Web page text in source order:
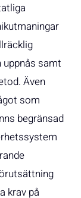
samt
Även
som
begränsad
krav på